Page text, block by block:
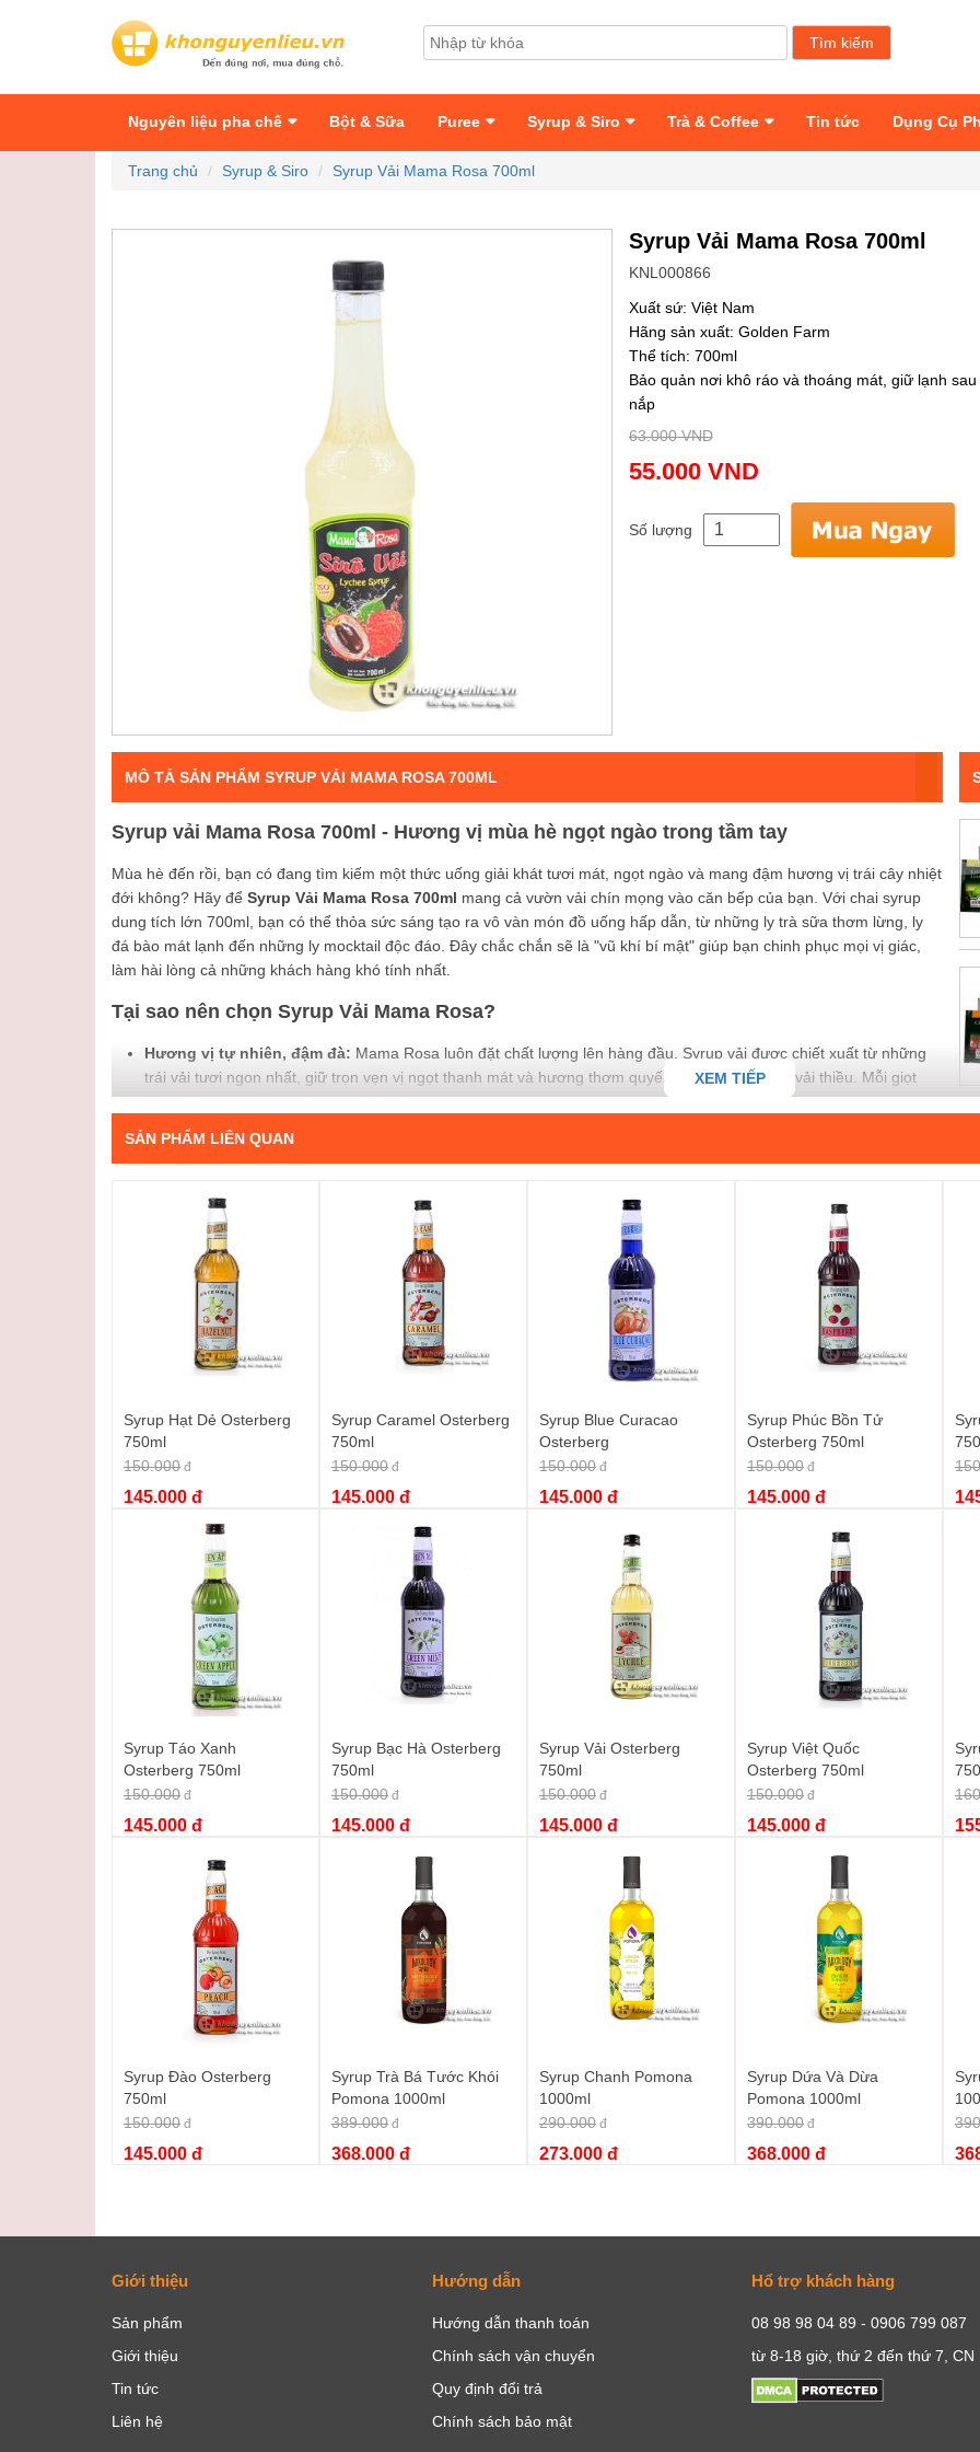
Nguyên liệu pha chế Bột & Sữa Puree Syrup & Siro Trà & Coffee Tin tức Dụng Cụ
Trang chủ Syrup & Siro Syrup Vải Mama Rosa 700ml
Syrup Vải Mama Rosa 700ml
KNL000866
Xuất sứ: Việt Nam
Hãng sản xuất: Golden Farm
Thể tích: 700ml
Bảo quản nơi khô ráo và thoáng mát, giữ lạnh
nắp
63.000 VND
55.000 VND
Số lượng
MÔ TẢ SẢN PHẨM SYRUP VẢI MAMA ROSA 700ML
Syrup vải Mama Rosa 700ml - Hương vị mùa hè ngọt ngào trong tầm tay
Mùa hè đến rồi, bạn có đang tìm kiếm một thức uống giải khát tươi mát, ngọt ngào và mang đậm hương vị trái cây nhiệt
đới không? Hãy để Syrup Vải Mama Rosa 700ml mang cả vườn vải chín mọng vào căn bếp của bạn. Với chai syrup
dung tích lớn 700ml, bạn có thể thỏa sức sáng tạo ra vô vàn món đồ uống hấp dẫn, từ những ly trà sữa thơm lừng, ly
đá bào mát lạnh đến những ly mocktail độc đáo. Đây chắc chắn sẽ là "vũ khí bí mật" giúp bạn chinh phục mọi vị giác,
làm hài lòng cả những khách hàng khó tính nhất.
Tại sao nên chọn Syrup Vải Mama Rosa?
Hương vị tự nhiên, đậm đà: Mama Rosa luôn đặt chất lượng lên hàng đầu. Syrup vải được chiết xuất từ những
trái vải tươi ngon nhất, giữ trọn vẹn vị ngọt thanh mát và hương thơm quyến rũ đặc trưng của vải thiều. Mỗi giọt
syrup là cả một bầu trời mùa hè dịu dàng.
Màu sắc hấp dẫn:
bạn trở nên bắt mắt và hấp dẫn hơn bao giờ hết. Thật tuyệt vời để chụp ảnh "sống ảo" phải không nào?
ai thường xuyên pha chế đồ uống. Bạn có thể dễ dàng tạo ra những món thức uống yêu thích tại nhà mà không
cần phải ra quán.
An toàn cho sức khỏe:
Sản phẩm được sản xuất trên dây chuyền công nghệ hiện đại, đảm bảo vệ sinh an
toàn thực phẩm. Mama Rosa cam kết mang đến những sản phẩm chất lượng, an toàn cho người tiêu dùng.
Ứng dụng sáng tạo với Syrup Vải Mama Rosa
Sự ngọt ngào và hương thơm tinh tế của Syrup Vải Mama Rosa 700ml
sẽ làm bừng sáng mọi công thức pha chế của
Trà sữa vải:Kết hợp syrup với trà sữa để tạo nên món trà sữa vải trân châu "hot hit", chinh phục mọi tín đồ trà
sữa.
Đồ uống đá xay:
Thêm một chút syrup vào đá xay cùng các loại trái cây khác để có ngay ly mocktail mùa hè
mát lạnh.
nhiệt đới độc đáo.
Sáng tạo món tráng miệng:
Dùng syrup để làm sốt rưới lên bánh ngọt, kem tươi, hoặc trộn vào sữa chua để
tăng thêm hương vị.
Sở hữu ngay Syrup Vải Mama Rosa 700ml!
Đừng bỏ lỡ cơ hội mang hương vị mùa hè ngọt ngào về nhà. Syrup Vải Mama Rosa 700ml
không chỉ là một nguyên
liệu pha chế, mà còn là chìa khóa mở ra thế giới đồ uống phong phú, tươi mát và đầy sáng tạo. Hãy click vào link sau
để thêm ngay vào giỏ hàng và trải nghiệm nhé:
Từ khóa :syrup vải mama rosa ,mama rosa syrup vải,siro vải mama rosa,mama rosa siro vải,syrup vải 700ml
XEM TIẾP
SẢN PHẨM LIÊN QUAN
Syrup Hạt Dẻ Osterberg
750ml
150.000 đ
145.000 đ
Syrup Caramel Osterberg
750ml
150.000 đ
145.000 đ
Syrup Blue Curacao
Osterberg
150.000 đ
145.000 đ
Syrup Phúc Bồn Tử
Osterberg 750ml
150.000 đ
145.000 đ
Syrup Táo Xanh
Osterberg 750ml
150.000 đ
145.000 đ
Syrup Bạc Hà Osterberg
750ml
150.000 đ
145.000 đ
Syrup Vải Osterberg
750ml
150.000 đ
145.000 đ
Syrup Việt Quốc
Osterberg 750ml
150.000 đ
145.000 đ
Syrup Đào Osterberg
750ml
150.000 đ
145.000 đ
Syrup Trà Bá Tước Khói
Pomona 1000ml
389.000 đ
368.000 đ
Syrup Chanh Pomona
1000ml
290.000 đ
273.000 đ
Syrup Dứa Và Dừa
Pomona 1000ml
390.000 đ
368.000 đ
Giới thiệu
Sản phẩm
Giới thiệu
Tin tức
Liên hệ
Hướng dẫn
Hướng dẫn thanh toán
Chính sách vận chuyển
Quy định đổi trả
Chính sách bảo mật
Hổ trợ khách hàng
08 98 98 04 89 - 0906 799 087
từ 8-18 giờ, thứ 2 đến thứ 7, CN